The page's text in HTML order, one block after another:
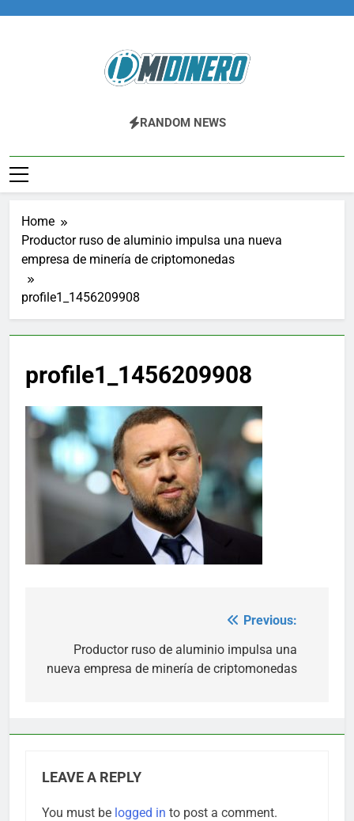
Midinero.co
Fintech, Criptomonedas
RANDOM NEWS
Home
Productor ruso de aluminio impulsa una nueva
empresa de minería de criptomonedas
profile1_1456209908
profile1_1456209908
navigation
Previous:
Productor ruso de aluminio impulsa una
nueva empresa de minería de criptomonedas
LEAVE A REPLY
You must be logged in to post a comment.